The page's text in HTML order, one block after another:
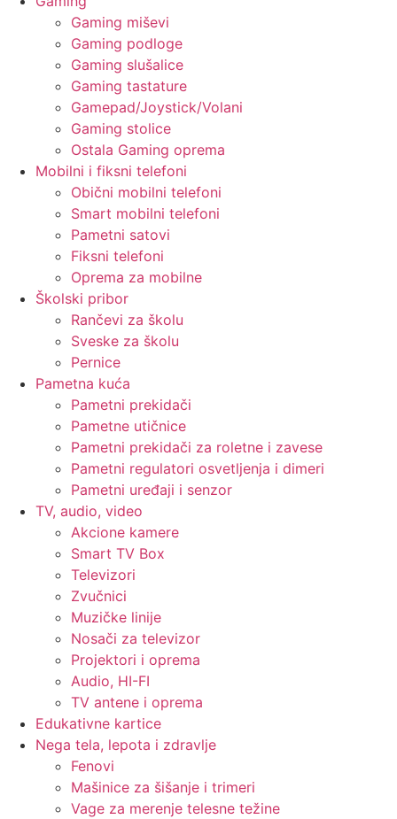
Gaming miševi
Gaming podloge
Gaming slušalice
Gaming tastature
Gamepad/Joystick/Volani
Gaming stolice
Ostala Gaming oprema
Mobilni i fiksni telefoni
Obični mobilni telefoni
Smart mobilni telefoni
Pametni satovi
Fiksni telefoni
Oprema za mobilne
Školski pribor
Rančevi za školu
Sveske za školu
Pernice
Pametna kuća
Pametni prekidači
Pametne utičnice
Pametni prekidači za roletne i zavese
Pametni regulatori osvetljenja i dimeri
Pametni uređaji i senzor
TV, audio, video
Akcione kamere
Smart TV Box
Televizori
Zvučnici
Muzičke linije
Nosači za televizor
Projektori i oprema
Audio, HI-FI
TV antene i oprema
Edukativne kartice
Nega tela, lepota i zdravlje
Fenovi
Mašinice za šišanje i trimeri
Vage za merenje telesne težine